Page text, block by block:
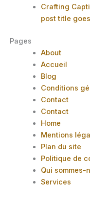
Crafting
post title
Pages
About
Accueil
Blog
Conditions
Contact
Contact
Home
Mentions
Plan du site
Politique de
Qui sommes-
Services